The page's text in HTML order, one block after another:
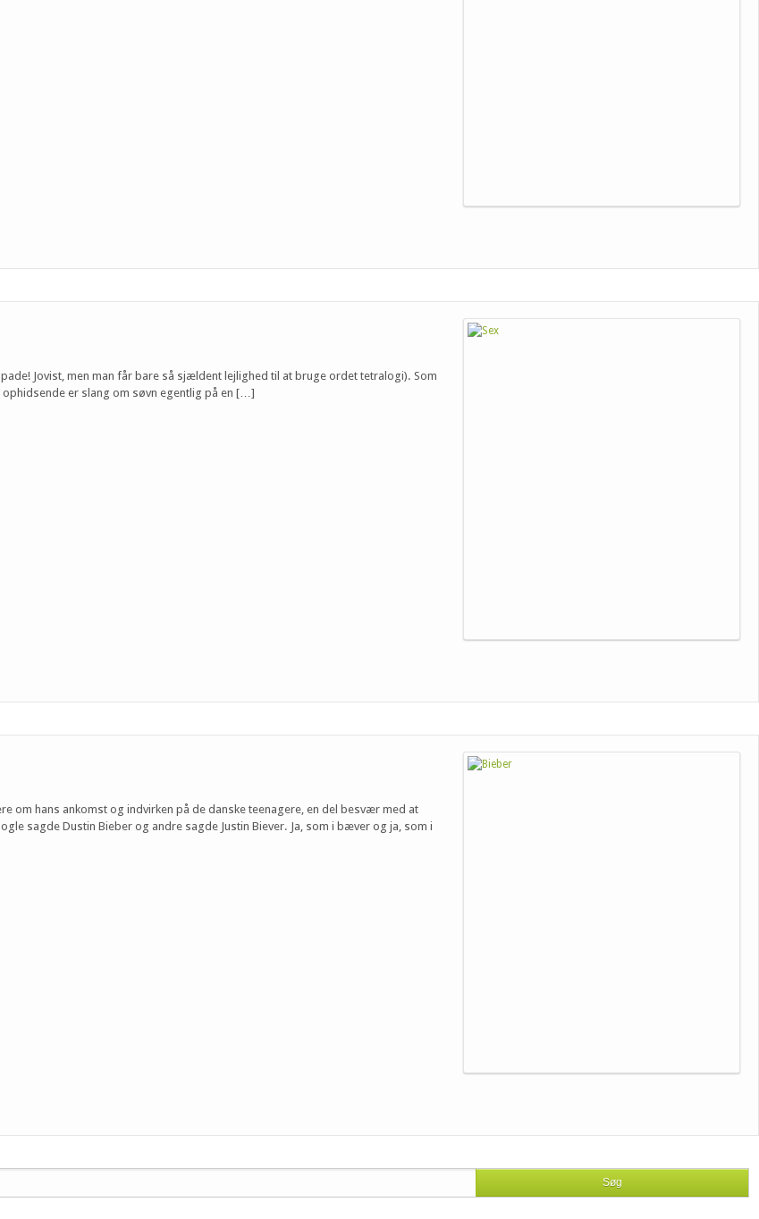
Jovist, men man får bare så sjældent lejlighed til at bruge ordet tetralogi). Som
er slang om søvn egentlig på en […]
om hans ankomst og indvirken på de danske teenagere, en del besvær med at
sagde Dustin Bieber og andre sagde Justin Biever. Ja, som i bæver og ja, som i